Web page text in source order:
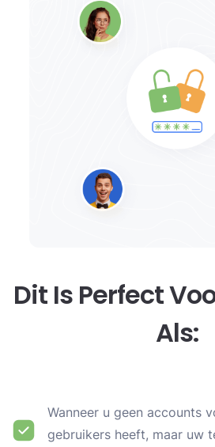
Dit Is Perfect
Als:
Wanneer u geen accounts
gebruikers heeft, maar uw